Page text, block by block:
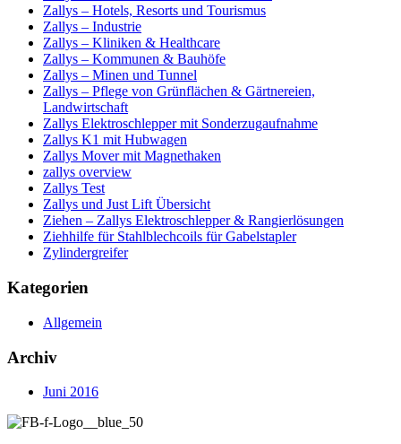
Zallys – Hotels, Resorts und Tourismus
Zallys – Industrie
Zallys – Kliniken & Healthcare
Zallys – Kommunen & Bauhöfe
Zallys – Minen und Tunnel
Zallys – Pflege von Grünflächen & Gärtnereien,
Landwirtschaft
Zallys Elektroschlepper mit Sonderzugaufnahme
Zallys K1 mit Hubwagen
Zallys Mover mit Magnethaken
zallys overview
Zallys Test
Zallys und Just Lift Übersicht
Ziehen – Zallys Elektroschlepper & Rangierlösungen
Ziehhilfe für Stahlblechcoils für Gabelstapler
Zylindergreifer
Kategorien
Allgemein
Archiv
Juni 2016